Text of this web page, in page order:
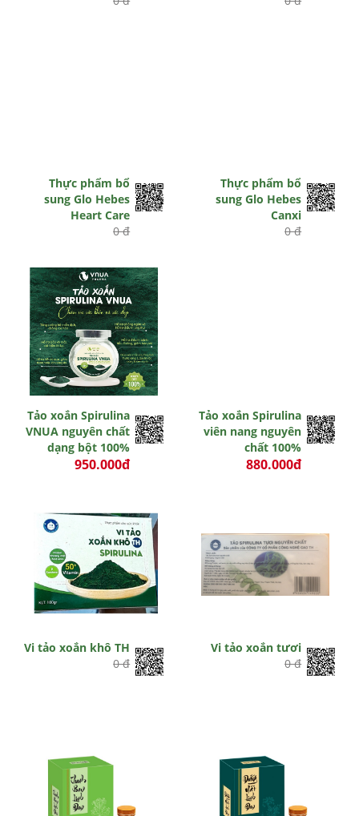
Thực phẩm bổ
sung Glo Hebes
Heart Care
0 đ
Thực phẩm bổ
sung Glo Hebes
Canxi
0 đ
Tảo xoắn Spirulina
VNUA nguyên chất
dạng bột 100%
950.000đ
Tảo xoắn Spirulina
viên nang nguyên
chất 100%
880.000đ
Vi tảo xoắn khô TH
0 đ
Vi tảo xoắn tươi
0 đ